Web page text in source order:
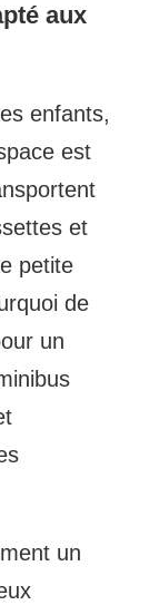
aux
enfants,
est
et
petite
de
un
un